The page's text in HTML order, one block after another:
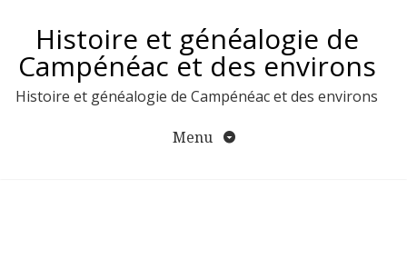
contenuHistoire et généalogie de
Campénéac et des environs
Histoire et généalogie de Campénéac et des environs
Menu